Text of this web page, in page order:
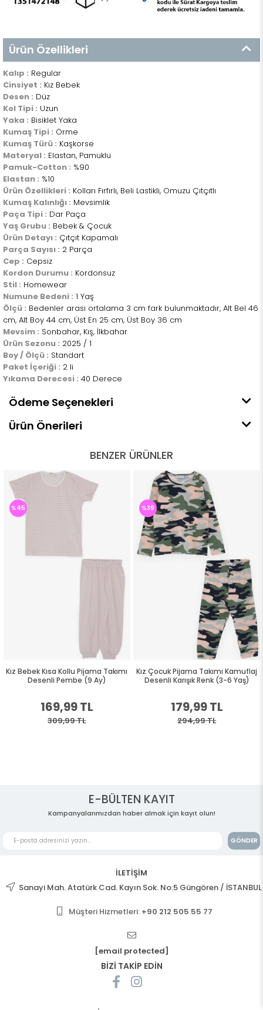
Ürün Özellikleri
Kalıp : Regular
Cinsiyet : Kız Bebek
Desen : Düz
Kol Tipi : Uzun
Yaka : Bisiklet Yaka
Kumaş Tipi : Örme
Kumaş Türü : Kaşkorse
Materyal : Elastan, Pamuklu
Pamuk-Cotton : %90
Elastan : %10
Ürün Özellikleri : Kolları Fırfırlı, Beli Lastikli, Omuzu Çıtçıtlı
Kumaş Kalınlığı : Mevsimlik
Paça Tipi : Dar Paça
Yaş Grubu : Bebek & Çocuk
Ürün Detayı : Çıtçıt Kapamalı
Parça Sayısı : 2 Parça
Cep : Cepsiz
Kordon Durumu : Kordonsuz
Stil : Homewear
Numune Bedeni : 1 Yaş
Ölçü : Bedenler arası ortalama 3 cm fark bulunmaktadır, Alt Bel 46
cm, Alt Boy 44 cm, Üst En 25 cm, Üst Boy 36 cm
Mevsim : Sonbahar, Kış, İlkbahar
Ürün Sezonu : 2025 / 1
Boy / Ölçü : Standart
Paket İçeriği : 2 li
Yıkama Derecesi : 40 Derece
Ödeme Seçenekleri
Ürün Önerileri
BENZER ÜRÜNLER
Kız Bebek Kısa Kollu Pijama Takımı
Desenli Pembe (9 Ay)
169,99 TL
309,99 TL
%45
Kız Çocuk Pijama Takımı Kamuflaj
Desenli Karışık Renk (3-6 Yaş)
179,99 TL
294,99 TL
%39
E-BÜLTEN KAYIT
Kampanyalarımızdan haber almak için kayıt olun!
GÖNDER
İLETİŞİM
Sanayi Mah. Atatürk Cad. Kayın Sok. No:5 Güngören / İSTANBUL
Müşteri Hizmetleri: +90 212 505 55 77
[email protected]
BİZİ TAKİP EDİN